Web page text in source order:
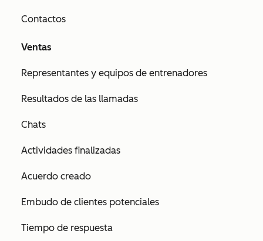
Contactos
Ventas
Representantes y equipos de entrenadores
Resultados de las llamadas
Chats
Actividades finalizadas
Acuerdo creado
Embudo de clientes potenciales
Tiempo de respuesta